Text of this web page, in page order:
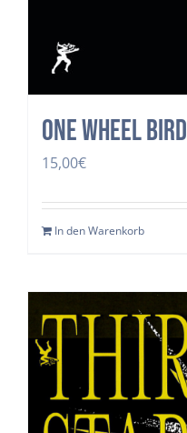
One Wheel Bird
15,00€
In den Warenkorb